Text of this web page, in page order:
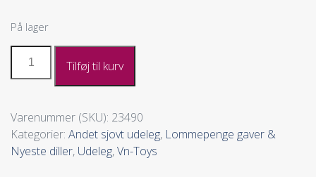
På lager
Tilføj til kurv
Varenummer (SKU): 23490
Kategorier: Andet sjovt udeleg, Lommepenge gaver &
Nyeste diller, Udeleg,Vn-Toys